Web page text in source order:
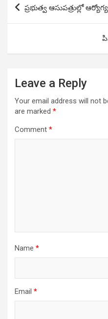
navigation
ప్రభుత్వ ఆసుపత్రుల్లో
Leave a Reply
Your email address will not
are marked *
Comment *
Name *
Email *